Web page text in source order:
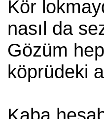
Kör
nasıl da
Gözüm
köprüdeki